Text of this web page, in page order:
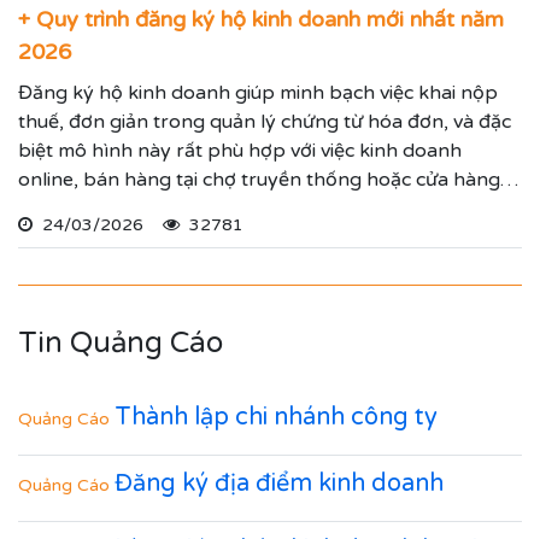
+ Quy trình đăng ký hộ kinh doanh mới nhất năm
2026
Đăng ký hộ kinh doanh giúp minh bạch việc khai nộp
thuế, đơn giản trong quản lý chứng từ hóa đơn, và đặc
biệt mô hình này rất phù hợp với việc kinh doanh
online, bán hàng tại chợ truyền thống hoặc cửa hàng
24/03/2026 32781
Tin Quảng Cáo
Quảng Cáo Thành lập chi nhánh công ty
Quảng Cáo Đăng ký địa điểm kinh doanh